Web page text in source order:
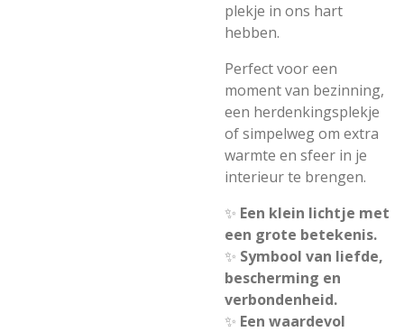
plekje in ons hart
hebben.
Perfect voor een
moment van bezinning,
een herdenkingsplekje
of simpelweg om extra
warmte en sfeer in je
interieur te brengen.
✨ Een klein lichtje met
een grote betekenis.
✨ Symbool van liefde,
bescherming en
verbondenheid.
✨ Een waardevol